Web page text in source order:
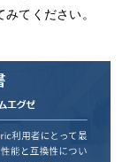
てください。